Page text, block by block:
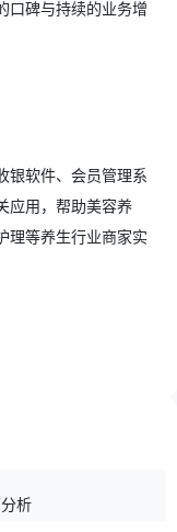
口碑与持续的业务增
银软件、会员管理系
应用，帮助美容养
理等养生行业商家实
析